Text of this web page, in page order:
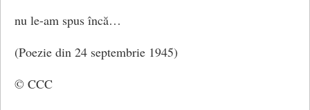
nu le-am spus încă…
(Poezie din 24 septembrie 1945)
© CCC